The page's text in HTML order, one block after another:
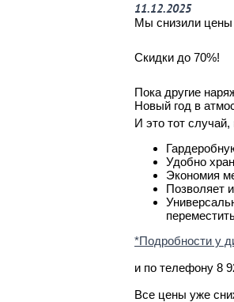
11.12.2025
Мы снизили цены
Скидки до 70%!
Пока другие
Новый год в
И это тот
Удобно
Экономия
Позволяет
*Подробности у
и по телефону 8
Все цены уже